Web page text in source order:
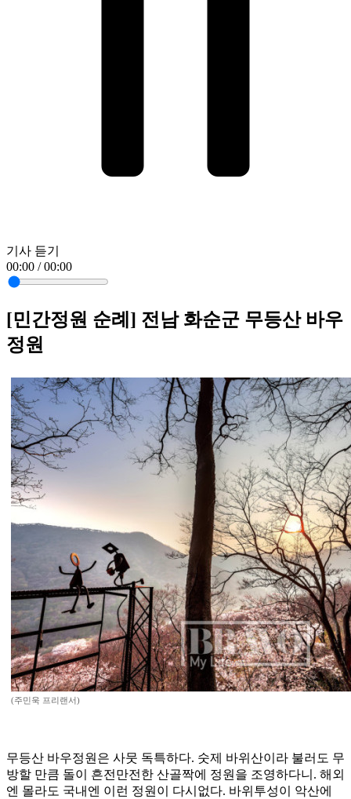
기사 듣기
00:00 / 00:00
[민간정원 순례] 전남 화순군 무등산 바우
정원
(주민욱 프리랜서)
무등산 바우정원은 사뭇 독특하다. 숫제 바위산이라 불러도 무
방할 만큼 돌이 흔전만전한 산골짝에 정원을 조영하다니. 해외
엔 몰라도 국내엔 이런 정원이 다시없다. 바위투성이 악산에